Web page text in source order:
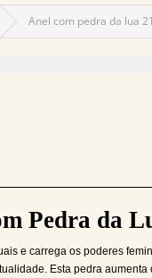
Anel com pedra da lua
Pedra da
e carrega os poderes
Esta pedra